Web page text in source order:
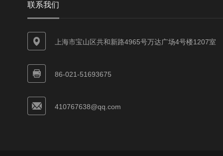
联系我们
上海市宝山区共和新路4965号万达广场4号楼1207室
86-021-51693675
410767638@qq.com